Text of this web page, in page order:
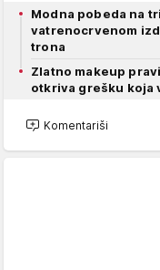
Modna pobeda na
vatrenocrvenom
trona
Zlatno makeup
otkriva grešku koja
Komentariši